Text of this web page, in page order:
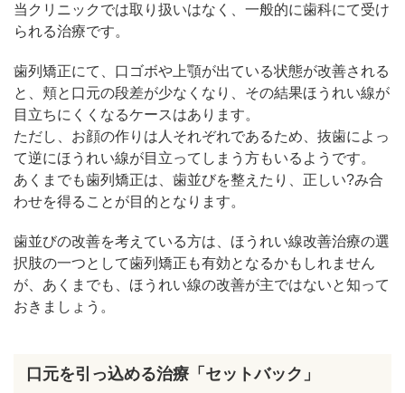
当クリニックでは取り扱いはなく、一般的に歯科にて受け
られる治療です。
歯列矯正にて、口ゴボや上顎が出ている状態が改善される
と、頬と口元の段差が少なくなり、その結果ほうれい線が
目立ちにくくなるケースはあります。
ただし、お顔の作りは人それぞれであるため、抜歯によっ
て逆にほうれい線が目立ってしまう方もいるようです。
あくまでも歯列矯正は、歯並びを整えたり、正しい?み合
わせを得ることが目的となります。
歯並びの改善を考えている方は、ほうれい線改善治療の選
択肢の一つとして歯列矯正も有効となるかもしれません
が、あくまでも、ほうれい線の改善が主ではないと知って
おきましょう。
口元を引っ込める治療「セットバック」